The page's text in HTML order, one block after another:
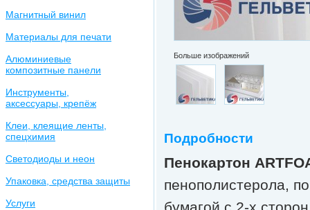
Больше изображений
Подробности
Пенокартон
пенополистерола,
Магнитный винил
Материалы для печати
Алюминиевые
композитные панели
Инструменты,
аксессуары, крепёж
Клеи, клеящие ленты,
спецхимия
Светодиоды и неон
Упаковка, средства защиты
Услуги